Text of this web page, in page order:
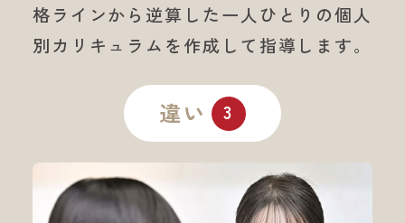
格ラインから逆算した一人ひとりの個人
別カリキュラムを作成して指導します。
違い 3